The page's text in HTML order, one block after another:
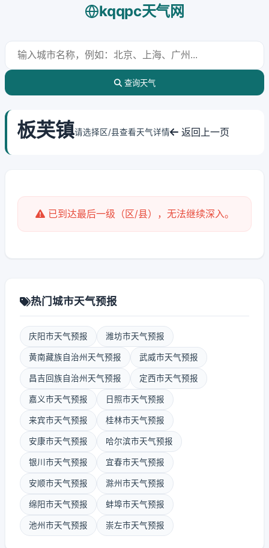
kqqpc天气网
查询天气
板芙镇请选择区/县查看天气详情 返回上一页
已到达最后一级（区/县），无法继续深入。
热门城市天气预报
庆阳市天气预报 潍坊市天气预报
黄南藏族自治州天气预报 武威市天气预报
昌吉回族自治州天气预报 定西市天气预报
嘉义市天气预报 日照市天气预报
来宾市天气预报 桂林市天气预报
安康市天气预报 哈尔滨市天气预报
银川市天气预报 宜春市天气预报
安顺市天气预报 滁州市天气预报
绵阳市天气预报 蚌埠市天气预报
池州市天气预报 崇左市天气预报